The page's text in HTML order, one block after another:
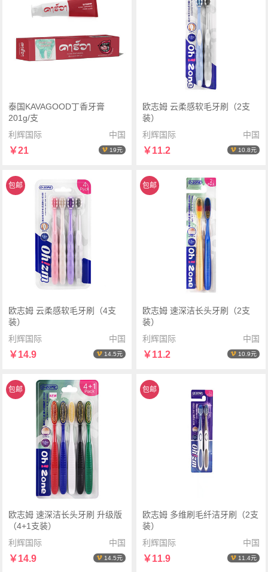
泰国KAVAGOOD丁香牙膏
201g/支
利辉国际
中国
￥21 19元
欧志姆 云柔感软毛牙刷（2支
装）
利辉国际
中国
￥11.2 10.8元
包邮
欧志姆 云柔感软毛牙刷（4支
装）
利辉国际
中国
￥14.9 14.5元
包邮
欧志姆 速深洁长头牙刷（2支
装）
利辉国际
中国
￥11.2 10.9元
包邮
欧志姆 速深洁长头牙刷 升级版
（4+1支装）
利辉国际
中国
￥14.9 14.5元
包邮
欧志姆 多维刷毛纤洁牙刷（2支
装）
利辉国际
中国
￥11.9 11.4元